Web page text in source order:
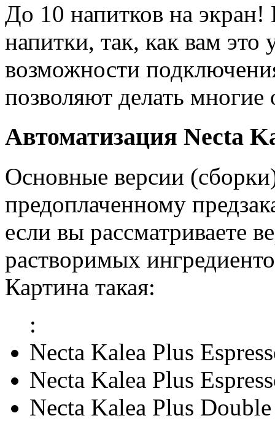
До 10 напитков на экран!
напитки, так, как вам
возможности
позволяют делать
Автоматизация Necta
Основные версии
предоплаченному
если вы рассматриваете
растворимых
Картина такая:
:
Necta Kalea Plus
Necta Kalea Plus
Necta Kalea Plus